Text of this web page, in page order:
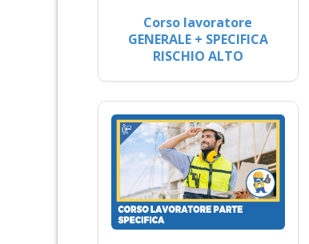
Corso lavoratore
GENERALE + SPECIFICA
RISCHIO ALTO